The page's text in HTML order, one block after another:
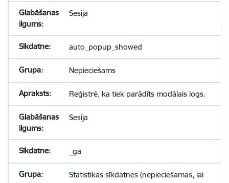
Sesija
auto_popup_showed
Nepieciešams
Reģistrē, ka tiek parādīts modālais logs.
Sesija
_ga
Statistikas sīkdatnes (nepieciešamas, lai